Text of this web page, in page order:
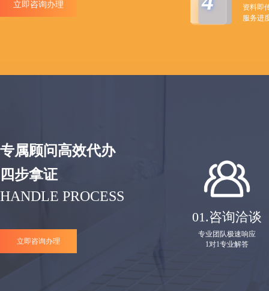
立即咨询办理
资料即
服务进
专属顾问高效代办
四步拿证
HANDLE PROCESS
立即咨询办理
01.咨询洽谈
专业团队极速响应
1对1专业解答